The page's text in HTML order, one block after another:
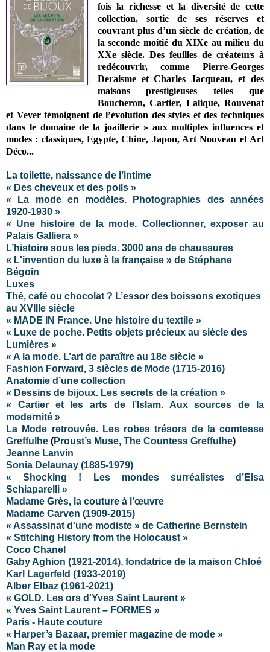
fois la richesse et la diversité de cette
collection, sortie de ses réserves et
couvrant plus d’un siècle de création, de
la seconde moitié du XIXe au milieu du
XXe siècle. Des feuilles de créateurs à
redécouvrir, comme Pierre-Georges
Deraisme et Charles Jacqueau, et des
maisons prestigieuses telles que
Boucheron, Cartier, Lalique, Rouvenat
et Vever témoignent de l’évolution des styles et des techniques
dans le domaine de la joaillerie » aux multiples influences et
modes : classiques, Egypte, Chine, Japon, Art Nouveau et Art
Déco...
La toilette, naissance de l’intime
« Des cheveux et des poils »
« La mode en modèles. Photographies des années
1920-1930 »
« Une histoire de la mode. Collectionner, exposer au
Palais Galliera »
L’histoire sous les pieds. 3000 ans de chaussures
« L'invention du luxe à la française » de Stéphane
Bégoin
Luxes
Thé, café ou chocolat ? L’essor des boissons exotiques
au XVIIIe siècle
« MADE IN France. Une histoire du textile »
« Luxe de poche. Petits objets précieux au siècle des
Lumières »
« A la mode. L’art de paraître au 18e siècle »
Fashion Forward, 3 siècles de Mode (1715-2016)
Anatomie d’une collection
« Dessins de bijoux. Les secrets de la création »
« Cartier et les arts de l’Islam. Aux sources de la
modernité »
La Mode retrouvée. Les robes trésors de la comtesse
Greffulhe (Proust’s Muse, The Countess Greffulhe)
Jeanne Lanvin
Sonia Delaunay (1885-1979)
« Shocking ! Les mondes surréalistes d’Elsa
Schiaparelli »
Madame Grès, la couture à l’œuvre
Madame Carven (1909-2015)
« Assassinat d'une modiste » de Catherine Bernstein
« Stitching History from the Holocaust »
Coco Chanel
Gaby Aghion (1921-2014), fondatrice de la maison Chloé
Karl Lagerfeld (1933-2019)
Alber Elbaz (1961-2021)
« GOLD. Les ors d'Yves Saint Laurent »
« Yves Saint Laurent – FORMES »
Paris - Haute couture
« Harper’s Bazaar, premier magazine de mode »
Man Ray et la mode